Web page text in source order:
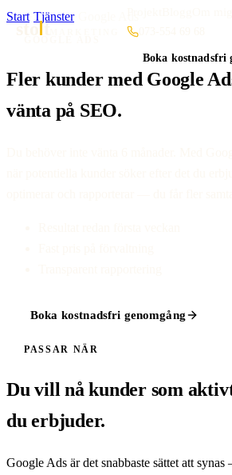
sto t 073-554 69 68
Boka kostnadsfri
Start Tjänster·
Fler kunder med Google
vänta på SEO.
Boka kostnadsfri genomgång
PASSAR NÄR
Du vill nå kunder som
du erbjuder.
Google Ads är det snabbaste sättet att